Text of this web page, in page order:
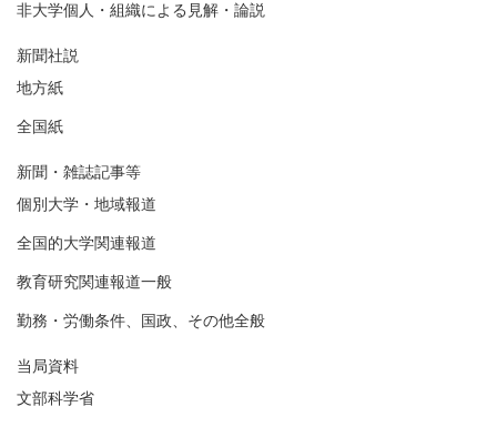
非大学個人・組織による見解・論説
新聞社説
地方紙
全国紙
新聞・雑誌記事等
個別大学・地域報道
全国的大学関連報道
教育研究関連報道一般
勤務・労働条件、国政、その他全般
当局資料
文部科学省